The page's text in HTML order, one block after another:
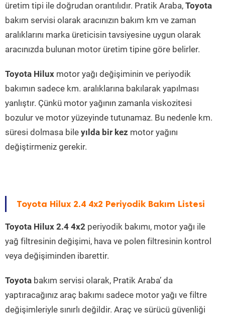
üretim tipi ile doğrudan orantılıdır. Pratik Araba, Toyota
bakım servisi olarak aracınızın bakım km ve zaman
aralıklarını marka üreticisin tavsiyesine uygun olarak
aracınızda bulunan motor üretim tipine göre belirler.
Toyota Hilux motor yağı değişiminin ve periyodik
bakımın sadece km. aralıklarına bakılarak yapılması
yanlıştır. Çünkü motor yağının zamanla viskozitesi
bozulur ve motor yüzeyinde tutunamaz. Bu nedenle km.
süresi dolmasa bile yılda bir kez motor yağını
değiştirmeniz gerekir.
Toyota Hilux 2.4 4x2 Periyodik Bakım Listesi
Toyota Hilux 2.4 4x2 periyodik bakımı, motor yağı ile
yağ filtresinin değişimi, hava ve polen filtresinin kontrol
veya değişiminden ibarettir.
Toyota bakım servisi olarak, Pratik Araba’ da
yaptıracağınız araç bakımı sadece motor yağı ve filtre
değişimleriyle sınırlı değildir. Araç ve sürücü güvenliği